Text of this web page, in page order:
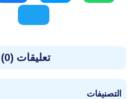
تعليقات (0)
التصنيفات